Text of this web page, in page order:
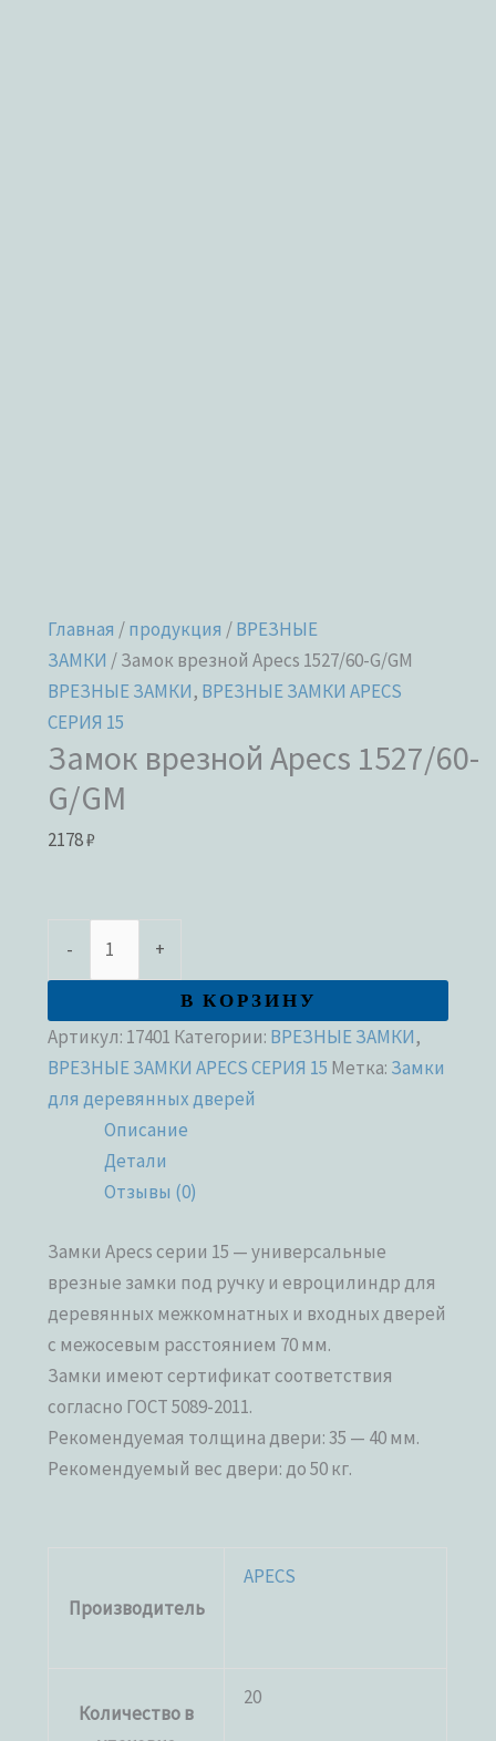
Главная /продукция /ВРЕЗНЫЕ
ЗАМКИ / Замок врезной Apecs 1527/60-G/GM
ВРЕЗНЫЕ ЗАМКИ, ВРЕЗНЫЕ ЗАМКИ APECS
СЕРИЯ 15
Замок врезной Apecs 1527/60-
G/GM
2178₽
- +
В КОРЗИНУ
Артикул: 17401 Категории: ВРЕЗНЫЕ ЗАМКИ,
ВРЕЗНЫЕ ЗАМКИ APECS СЕРИЯ 15 Метка: Замки
для деревянных дверей
Описание
Детали
Отзывы (0)
Замки Apecs серии 15 — универсальные
врезные замки под ручку и евроцилиндр для
деревянных межкомнатных и входных дверей
с межосевым расстоянием 70 мм.
Замки имеют сертификат соответствия
согласно ГОСТ 5089-2011.
Рекомендуемая толщина двери: 35 — 40 мм.
Рекомендуемый вес двери: до 50 кг.
Производитель
APECS
Количество в
20